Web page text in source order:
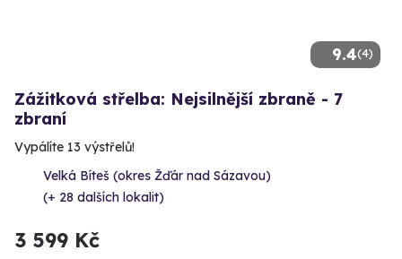
9.4(4)
Zážitková střelba: Nejsilnější zbraně - 7
zbraní
Vypálíte 13 výstřelů!
Velká Bíteš (okres Žďár nad Sázavou)
(+ 28 dalších lokalit)
3 599 Kč